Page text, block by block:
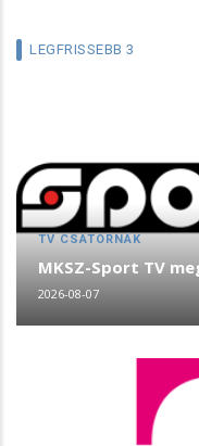
LEGFRISSEBB 3
TV CSATORNÁK
MKSZ-Sport TV
2026-08-07